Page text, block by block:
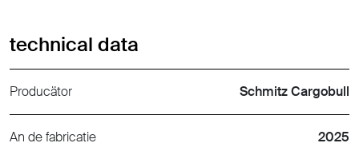
technical data
Producätor Schmitz Cargobull
An de fabricatie 2025